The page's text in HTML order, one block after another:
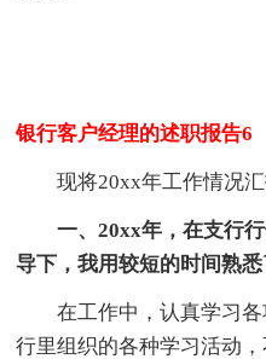
银行客户经理的述职报告6
现将20xx年工作情况汇
一、20xx年，在支行行
导下，我用较短的时间熟
在工作中，认真学习各
行里组织的各种学习活动